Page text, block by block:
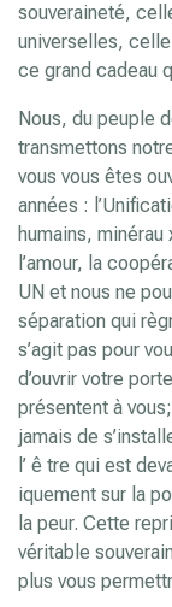
souveraineté,
universelles,
ce grand cadeau
Nous, du peuple
transmettons
vous vous êtes
années :
humains,
l’amour, la
UN et nous ne
séparation qui
s’agit pas pour
d’ouvrir votre
présentent à
jamais de
l’ ê tre qui est
iquement sur la
la peur. Cette
véritable
plus vous